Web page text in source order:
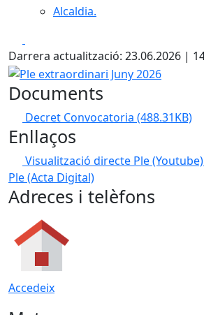
Alcaldia.
Darrera actualització: 23.06.2026 |
Ple extraordinari Juny 2026
Documents
Decret Convocatoria (488.31KB)
Enllaços
Visualització directe Ple (Youtube)
Ple (Acta Digital)
Adreces i telèfons
Accedeix